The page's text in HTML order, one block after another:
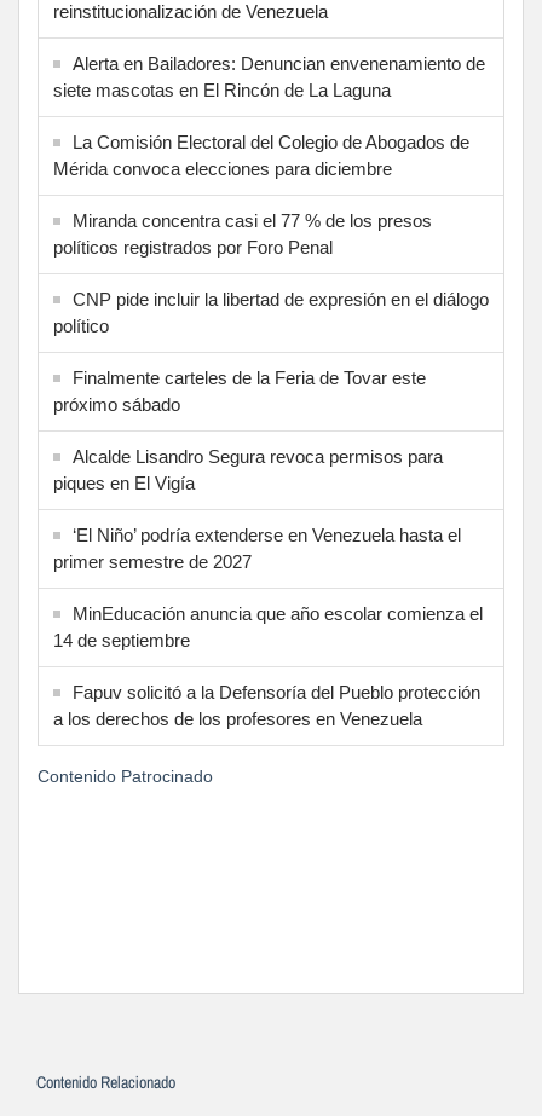
reinstitucionalización de Venezuela
Alerta en Bailadores: Denuncian envenenamiento de
siete mascotas en El Rincón de La Laguna
La Comisión Electoral del Colegio de Abogados de
Mérida convoca elecciones para diciembre
Miranda concentra casi el 77 % de los presos
políticos registrados por Foro Penal
CNP pide incluir la libertad de expresión en el diálogo
político
Finalmente carteles de la Feria de Tovar este
próximo sábado
Alcalde Lisandro Segura revoca permisos para
piques en El Vigía
‘El Niño’ podría extenderse en Venezuela hasta el
primer semestre de 2027
MinEducación anuncia que año escolar comienza el
14 de septiembre
Fapuv solicitó a la Defensoría del Pueblo protección
a los derechos de los profesores en Venezuela
Contenido Patrocinado
Contenido Relacionado